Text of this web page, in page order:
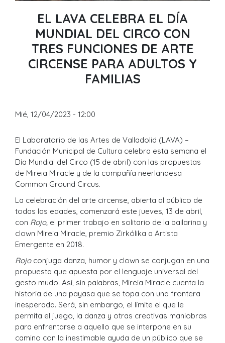
EL LAVA CELEBRA EL DÍA
MUNDIAL DEL CIRCO CON
TRES FUNCIONES DE ARTE
CIRCENSE PARA ADULTOS Y
FAMILIAS
Mié, 12/04/2023 - 12:00
El Laboratorio de las Artes de Valladolid (LAVA) –
Fundación Municipal de Cultura celebra esta semana el
Día Mundial del Circo (15 de abril) con las propuestas
de Mireia Miracle y de la compañía neerlandesa
Common Ground Circus.
La celebración del arte circense, abierta al público de
todas las edades, comenzará este jueves, 13 de abril,
con Rojo, el primer trabajo en solitario de la bailarina y
clown Mireia Miracle, premio Zirkólika a Artista
Emergente en 2018.
Rojo conjuga danza, humor y clown se conjugan en una
propuesta que apuesta por el lenguaje universal del
gesto mudo. Así, sin palabras, Mireia Miracle cuenta la
historia de una payasa que se topa con una frontera
inesperada. Será, sin embargo, el límite el que le
permita el juego, la danza y otras creativas maniobras
para enfrentarse a aquello que se interpone en su
camino con la inestimable ayuda de un público que se